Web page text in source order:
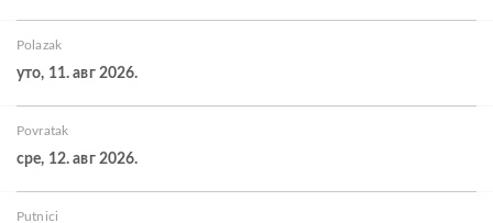
Polazak
уто, 11. авг 2026.
Povratak
сре, 12. авг 2026.
Putnici